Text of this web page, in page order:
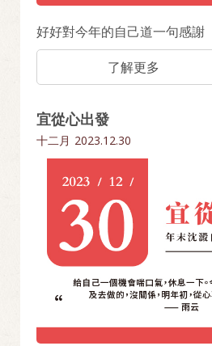
好好對今年的自己道一句感謝
了解更多
宜從心出發
十二月 2023.12.30